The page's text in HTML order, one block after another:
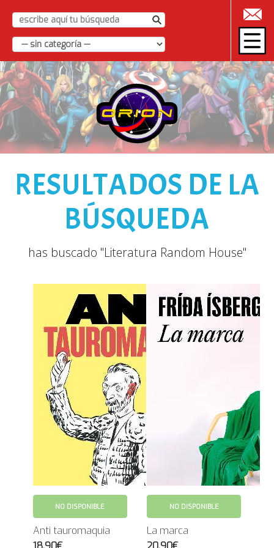
|
RESULTADOS DE LA
BÚSQUEDA
has buscado "Literatura Random House"
NO DISPONIBLE
Anti tauromaquia
NO DISPONIBLE
La marca